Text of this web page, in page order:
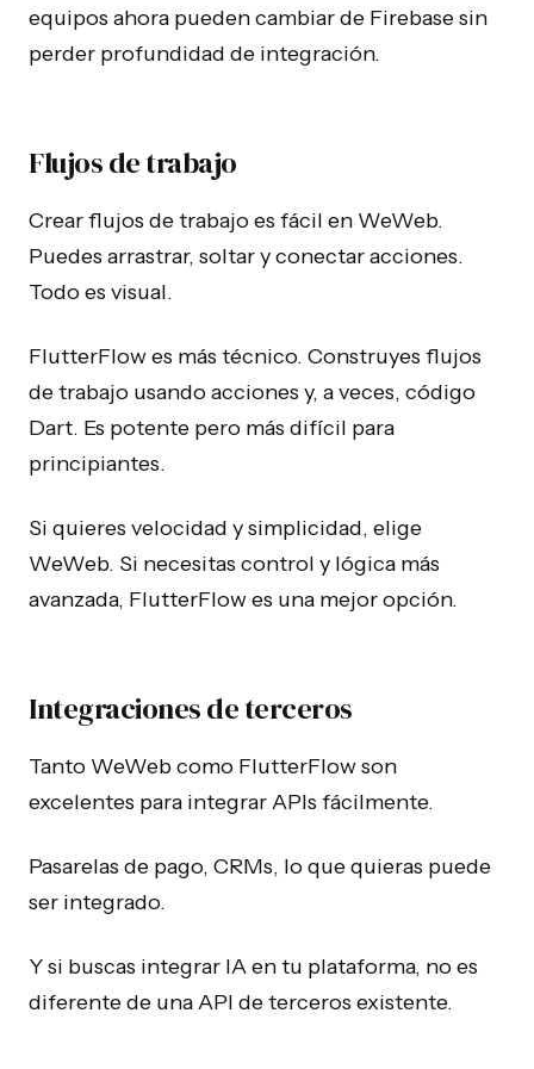
equipos ahora pueden cambiar de Firebase sin
perder profundidad de integración.
Flujos de trabajo
Crear flujos de trabajo es fácil en WeWeb.
Puedes arrastrar, soltar y conectar acciones.
Todo es visual.
FlutterFlow es más técnico. Construyes flujos
de trabajo usando acciones y, a veces, código
Dart. Es potente pero más difícil para
principiantes.
Si quieres velocidad y simplicidad, elige
WeWeb. Si necesitas control y lógica más
avanzada, FlutterFlow es una mejor opción.
Integraciones de terceros
Tanto WeWeb como FlutterFlow son
excelentes para integrar APIs fácilmente.
Pasarelas de pago, CRMs, lo que quieras puede
ser integrado.
Y si buscas integrar IA en tu plataforma, no es
diferente de una API de terceros existente.